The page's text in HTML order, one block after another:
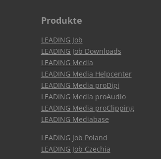
Produkte
LEADING Job
LEADING Job Downloads
LEADING Media
LEADING Media Helpcenter
LEADING Media proDigi
LEADING Media proAudio
LEADING Media proClipping
LEADING Mediabase
LEADING Job Poland
LEADING Job Czechia